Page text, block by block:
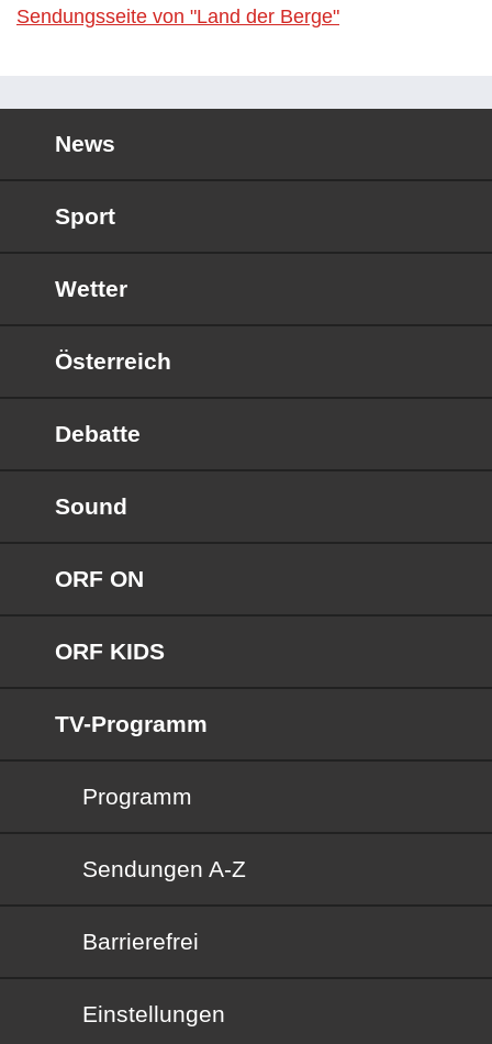
Sendungsseite von "Land der Berge"
News
Sport
Wetter
Österreich
Debatte
Sound
ORF ON
ORF KIDS
TV-Programm
Programm
Sendungen von A bis Z
Sendungen A-Z
Barrierefrei
Barrierefrei
Einstellungen